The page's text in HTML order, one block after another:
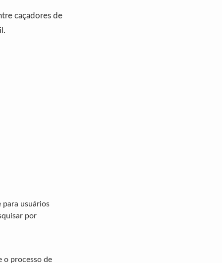
caçadores de
para usuários
por
o processo de